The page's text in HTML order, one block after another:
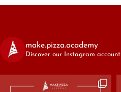
make.pizza.academy
Discover our Instagram account